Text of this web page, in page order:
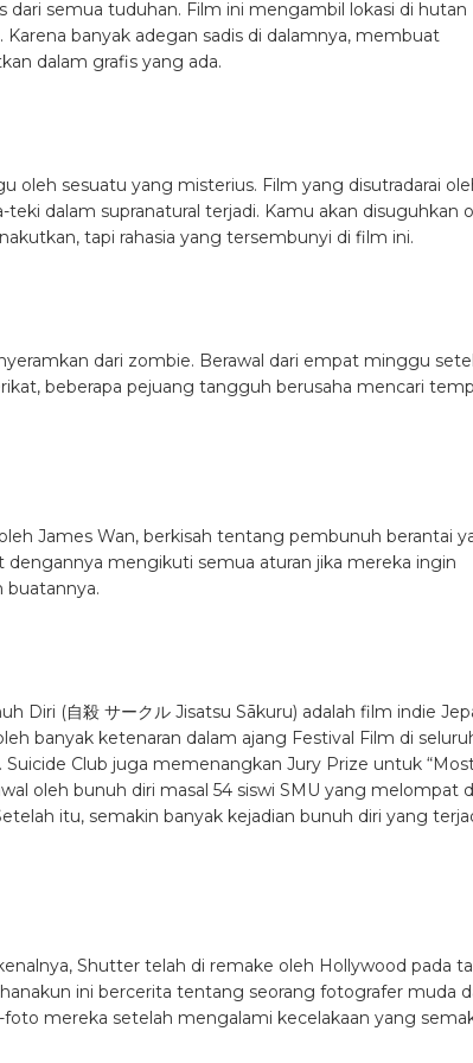
ini bercerita tentang seorang fotografer muda
2 Kembali Produksi
film ini. Diarahkan oleh Takashi Shimizu, film yang
dengan judul The Grudge. Ju-on berkisah tentang
rumah itu akan diganggu. Ciri khas film ini adalah
akan membuatmu ketakutan untuk tidur malam.
sebagai salah satu yang terbaik dalam industri film
yang menontonnya. Alurnya yang lambat dapat
Nang nak, arahan Nonzee Nirnibutr dibuat berdasarkan
berangkat ke Bangkok meninggalkan isterinya yang
akhirnya membuktikan bahwa co-eksistensi
yang diakui di industri perfilman Internasional. Mau
Design School Jakarta!And be the next genius film